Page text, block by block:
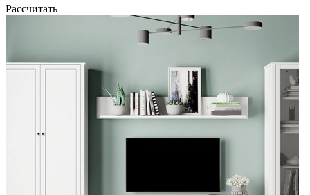
Рассчитать